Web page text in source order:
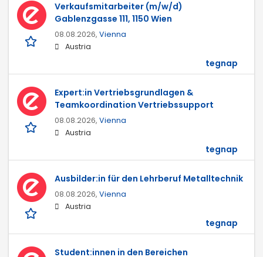
Verkaufsmitarbeiter (m/w/d)
Gablenzgasse 111, 1150 Wien
08.08.2026, Vienna
Austria
tegnap
Expert:in Vertriebsgrundlagen &
Teamkoordination Vertriebssupport
08.08.2026, Vienna
Austria
tegnap
Ausbilder:in für den Lehrberuf Metalltechnik
08.08.2026, Vienna
Austria
tegnap
Student:innen in den Bereichen